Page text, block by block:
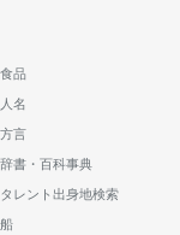
食品
人名
方言
辞書・百科事典
タレント出身地検索
船